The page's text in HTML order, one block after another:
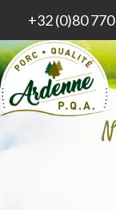
+32 (0)80